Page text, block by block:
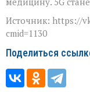
Источник: https://
cmid=1130
Поделиться